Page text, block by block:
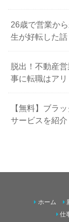
26歳で営業か
生が好転した話
脱出！不動産
事に転職はアリ
【無料】ブラ
サービスを紹介
ホーム
仕